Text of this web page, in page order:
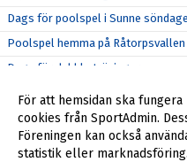
Dags för poolspel i Sunne
Poolspel hemma på
Dags för dubbla träningar
Dags för matcher (lite info)
Mer info inför lördagens CUP
Träningar mm
För att hemsidan ska
cookies från SportAdmin.
Föreningen kan också
statistik eller